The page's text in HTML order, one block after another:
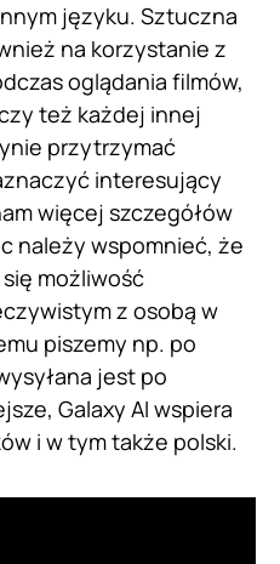
języku. Sztuczna
na korzystanie z
oglądania filmów,
też każdej innej
przytrzymać
interesujący
więcej szczegółów
należy wspomnieć, że
możliwość
z osobą w
piszemy np. po
jest po
Galaxy AI wspiera
i w tym także polski.